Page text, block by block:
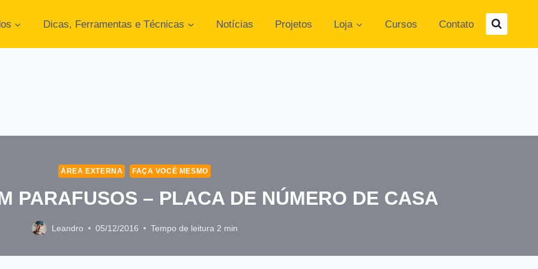
Dicas, Ferramentas e Técnicas Notícias Projetos Loja Cursos Contato
ÁREA EXTERNA FAÇA VOCÊ MESMO
PARAFUSOS – PLACA DE NÚMERO DE CASA
Leandro 05/12/2016 Tempo de leitura 2 min